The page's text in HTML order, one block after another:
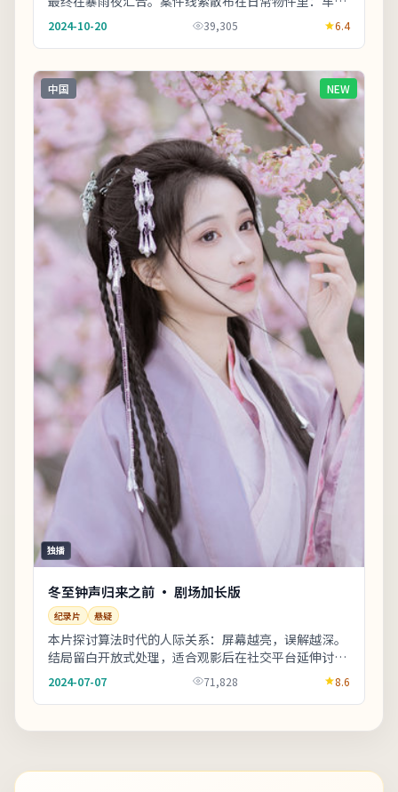
票、收据、旧照片皆可能成为钥匙。适合喜欢细腻叙事
2024-10-20 39,305 6.4
中国 NEW
独播
冬至钟声归来之前 · 剧场加长版
纪录片 悬疑
本片探讨算法时代的人际关系：屏幕越亮，误解越深。
结局留白开放式处理，适合观影后在社交平台延伸讨
论。片尾字幕包含幕后花絮名单，影迷可向幕后岗位致
敬...
2024-07-07 71,828 8.6